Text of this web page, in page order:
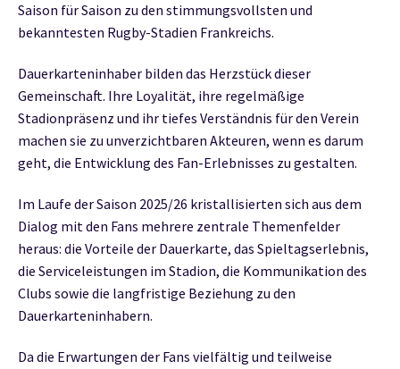
Saison für Saison zu den stimmungsvollsten und
bekanntesten Rugby-Stadien Frankreichs.
Dauerkarteninhaber bilden das Herzstück dieser
Gemeinschaft. Ihre Loyalität, ihre regelmäßige
Stadionpräsenz und ihr tiefes Verständnis für den Verein
machen sie zu unverzichtbaren Akteuren, wenn es darum
geht, die Entwicklung des Fan-Erlebnisses zu gestalten.
Im Laufe der Saison 2025/26 kristallisierten sich aus dem
Dialog mit den Fans mehrere zentrale Themenfelder
heraus: die Vorteile der Dauerkarte, das Spieltagserlebnis,
die Serviceleistungen im Stadion, die Kommunikation des
Clubs sowie die langfristige Beziehung zu den
Dauerkarteninhabern.
Da die Erwartungen der Fans vielfältig und teilweise